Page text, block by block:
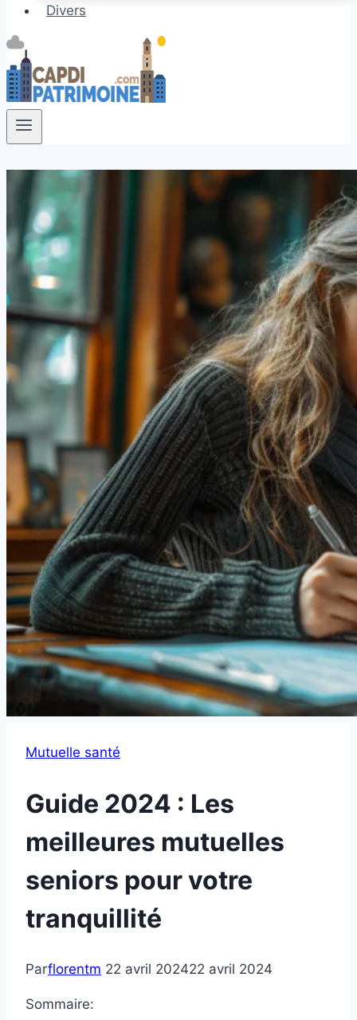
Divers
Mutuelle santé
Guide 2024 : Les
meilleures mutuelles
seniors pour votre
tranquillité
Parflorentm 22 avril 202422 avril 2024
Sommaire: